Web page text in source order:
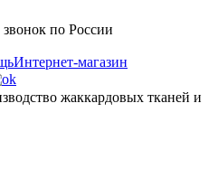
по России
Интернет-магазин
жаккардовых тканей и